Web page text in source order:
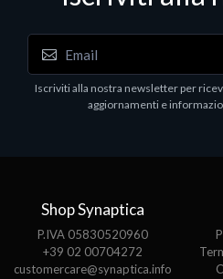
Software - Office Productivity
MS OFFICE H&S 2021 ESD
Iscriviti alla nostra newsletter per
aggiornamenti e
Shop Synaptica
P.IVA 05830520960
+39 02 00704272
customercare@synaptica.info